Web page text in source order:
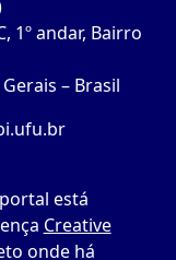
1º andar, Bairro
– Brasil
está
Creative
onde há